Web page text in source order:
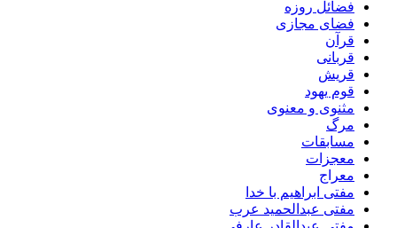
فضائل روزه
فضای مجازی
قرآن
قربانی
قریش
قوم یهود
مثنوی و معنوی
مرگ
مسابقات
معجزات
معراج
مفتی ابراهیم با خدا
مفتی عبدالحمید عرب